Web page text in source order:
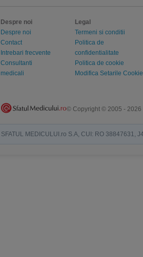
Despre noi
Despre noi
Contact
Intrebari frecvente
Consultanti
medicali
Legal
Termeni si conditii
Politica de
confidentialitate
Politica de cookie
Modifica Setarile Cookie
© Copyright © 2005 - 2026
SFATUL MEDICULUI.ro S.A, CUI: RO 38847631,